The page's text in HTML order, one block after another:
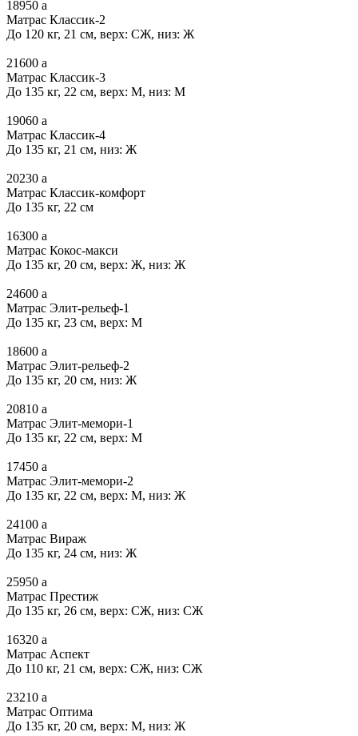
18950 a
Матрас Классик-2
До 120 кг, 21 см, верх: СЖ, низ: Ж
21600 a
Матрас Классик-3
До 135 кг, 22 см, верх: М, низ: М
19060 a
Матрас Классик-4
До 135 кг, 21 см, низ: Ж
20230 a
Матрас Классик-комфорт
До 135 кг, 22 см
16300 a
Матрас Кокос-макси
До 135 кг, 20 см, верх: Ж, низ: Ж
24600 a
Матрас Элит-рельеф-1
До 135 кг, 23 см, верх: М
18600 a
Матрас Элит-рельеф-2
До 135 кг, 20 см, низ: Ж
20810 a
Матрас Элит-мемори-1
До 135 кг, 22 см, верх: М
17450 a
Матрас Элит-мемори-2
До 135 кг, 22 см, верх: М, низ: Ж
24100 a
Матрас Вираж
До 135 кг, 24 см, низ: Ж
25950 a
Матрас Престиж
До 135 кг, 26 см, верх: СЖ, низ: СЖ
16320 a
Матрас Аспект
До 110 кг, 21 см, верх: СЖ, низ: СЖ
23210 a
Матрас Оптима
До 135 кг, 20 см, верх: М, низ: Ж